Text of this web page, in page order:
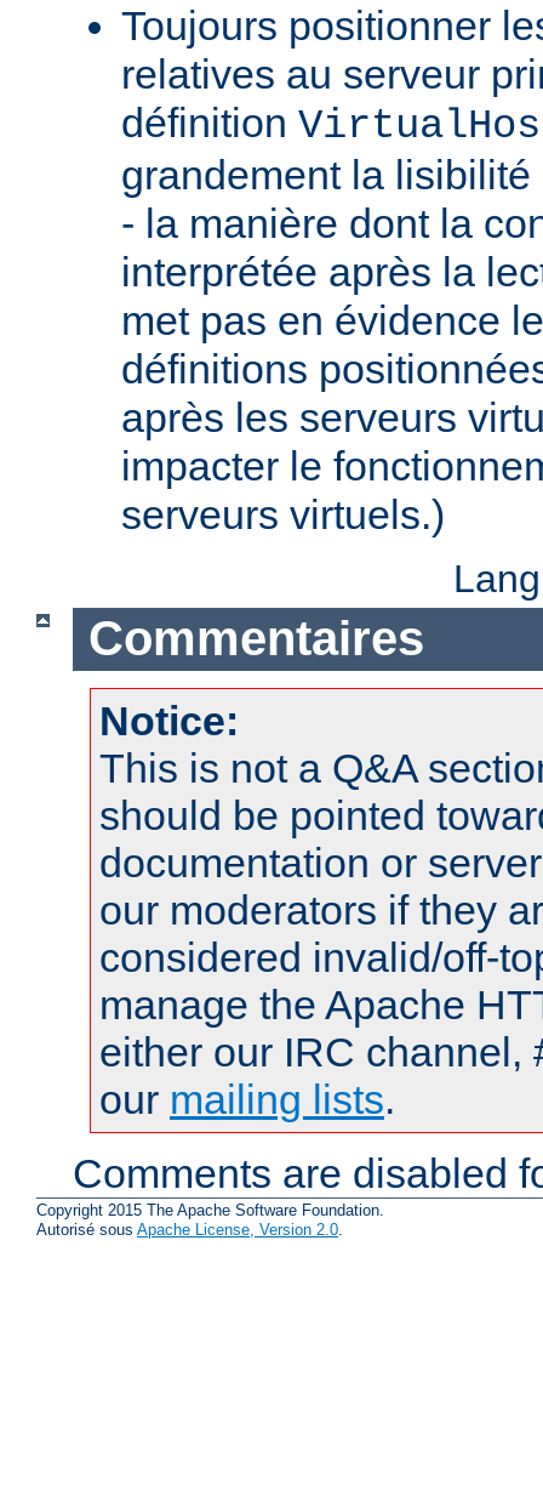
Toujours positionner
relatives au serveur
définition
grandement la
- la manière dont la
interprétée après la
met pas en évidence
définitions
après les serveurs
impacter le
serveurs virtuels.)
Commentaires
Notice:
This is not a Q&A
should be pointed
documentation or
our moderators if they
considered invalid/off-
manage the Apache
either our IRC channel,
our mailing lists.
Comments are disabled
Copyright 2015 The Apache Software Foundation.
Autorisé sous Apache License, Version 2.0.